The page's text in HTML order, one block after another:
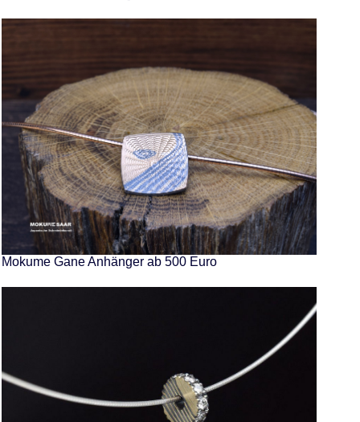
Mokume Gane Anhänger ab 500 Euro